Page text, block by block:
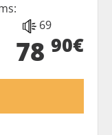
69
78 90€